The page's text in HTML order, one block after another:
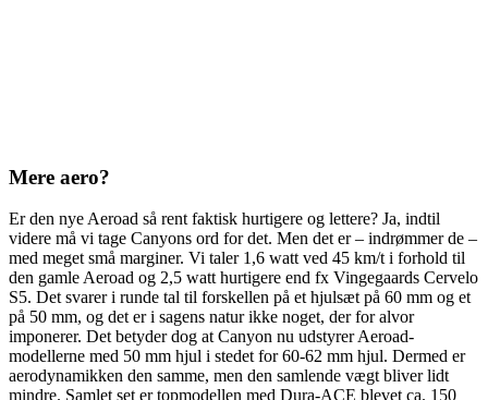
Mere aero?
Er den nye Aeroad så rent faktisk hurtigere og lettere? Ja, indtil
videre må vi tage Canyons ord for det. Men det er – indrømmer de –
med meget små marginer. Vi taler 1,6 watt ved 45 km/t i forhold til
den gamle Aeroad og 2,5 watt hurtigere end fx Vingegaards Cervelo
S5. Det svarer i runde tal til forskellen på et hjulsæt på 60 mm og et
på 50 mm, og det er i sagens natur ikke noget, der for alvor
imponerer. Det betyder dog at Canyon nu udstyrer Aeroad-
modellerne med 50 mm hjul i stedet for 60-62 mm hjul. Dermed er
aerodynamikken den samme, men den samlende vægt bliver lidt
mindre. Samlet set er topmodellen med Dura-ACE blevet ca. 150